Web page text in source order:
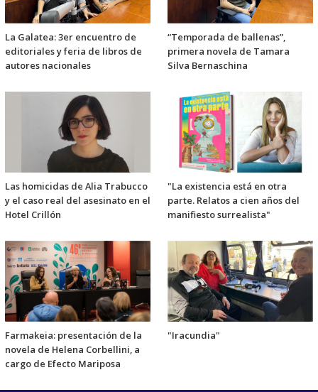
La Galatea: 3er encuentro de
editoriales y feria de libros de
autores nacionales
“Temporada de ballenas”,
primera novela de Tamara
Silva Bernaschina
Las homicidas de Alia Trabucco
y el caso real del asesinato en el
Hotel Crillón
"La existencia está en otra
parte. Relatos a cien años del
manifiesto surrealista"
Farmakeia: presentación de la
novela de Helena Corbellini, a
cargo de Efecto Mariposa
"Iracundia"